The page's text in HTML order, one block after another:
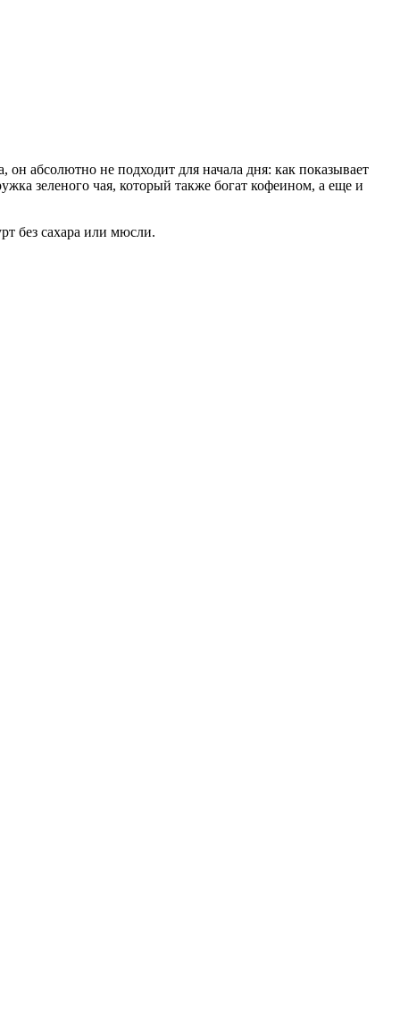
абсолютно не подходит для начала дня: как показывает
зеленого чая, который также богат кофеином, а еще и
без сахара или мюсли.